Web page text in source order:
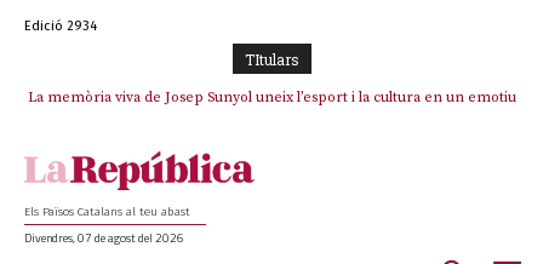
Edició 2934
TItulars
La memòria viva de Josep Sunyol uneix l’esport i la cultura en un emotiu
Els Països Catalans al teu abast
Divendres, 07 de agost del 2026